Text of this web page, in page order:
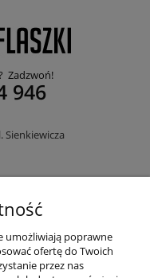
Zadzwoń!
946
Sienkiewicza
umożliwiają poprawne
ofertę do Twoich
przez nas